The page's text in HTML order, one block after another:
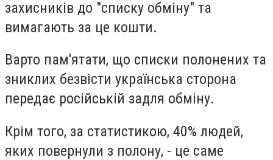
захисників до "списку обміну" та
вимагають за це кошти.
Варто пам'ятати, що списки полонених та
зниклих безвісти українська сторона
передає російській задля обміну.
Крім того, за статистикою, 40% людей,
яких повернули з полону, - це саме